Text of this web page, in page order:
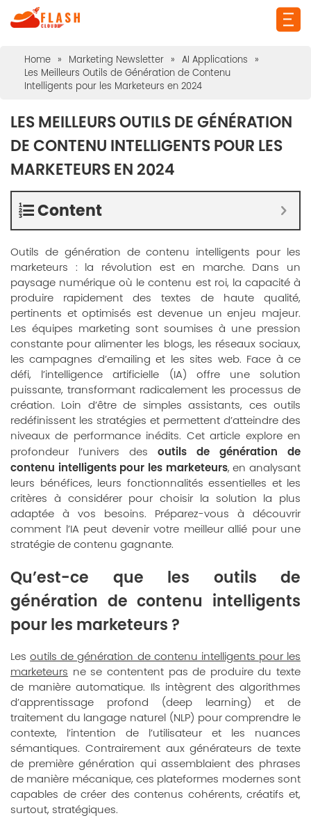
Home » Marketing Newsletter » AI Applications
»
Les Meilleurs Outils de Génération de Contenu
Intelligents pour les Marketeurs en 2024
LES MEILLEURS OUTILS DE GÉNÉRATION
DE CONTENU INTELLIGENTS POUR LES
MARKETEURS EN 2024
Content
Outils de génération de contenu intelligents pour les
marketeurs : la révolution est en marche. Dans un
paysage numérique où le contenu est roi, la capacité à
produire rapidement des textes de haute qualité,
pertinents et optimisés est devenue un enjeu majeur.
Les équipes marketing sont soumises à une pression
constante pour alimenter les blogs, les réseaux sociaux,
les campagnes d’emailing et les sites web. Face à ce
défi, l’intelligence artificielle (IA) offre une solution
puissante, transformant radicalement les processus de
création. Loin d’être de simples assistants, ces outils
redéfinissent les stratégies et permettent d’atteindre des
niveaux de performance inédits. Cet article explore en
profondeur l’univers des outils de génération de
contenu intelligents pour les marketeurs, en analysant
leurs bénéfices, leurs fonctionnalités essentielles et les
critères à considérer pour choisir la solution la plus
adaptée à vos besoins. Préparez-vous à découvrir
comment l’IA peut devenir votre meilleur allié pour une
stratégie de contenu gagnante.
Qu’est-ce que les outils de
génération de contenu intelligents
pour les marketeurs ?
Lesoutils de génération de contenu intelligents pour les
marketeurs ne se contentent pas de produire du texte
de manière automatique. Ils intègrent des algorithmes
d’apprentissage profond (deep learning) et de
traitement du langage naturel (NLP) pour comprendre le
contexte, l’intention de l’utilisateur et les nuances
sémantiques. Contrairement aux générateurs de texte
de première génération qui assemblaient des phrases
de manière mécanique, ces plateformes modernes sont
capables de créer des contenus cohérents, créatifs et,
surtout, stratégiques.